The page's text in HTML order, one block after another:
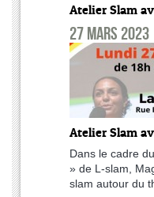
Atelier Slam
27 mars 2023
Atelier Slam
Dans le cadre
» de L-slam,
slam autour du